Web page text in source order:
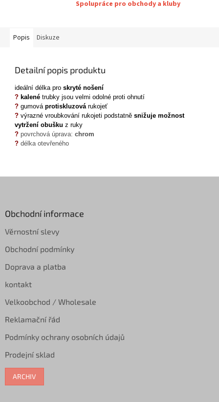
Spolupráce pro obchody a kluby
Popis Diskuze
Detailní popis produktu
ideální délka pro skryté nošení
? kalené trubky jsou velmi odolné proti ohnutí
? gumová protiskluzová rukojeť
? výrazné vroubkování rukojeti podstatně snižuje možnost
vytržení obušku z ruky
? povrchová úprava: chrom
? délka otevřeného
Obchodní informace
Věrnostní slevy
Obchodní podmínky
Doprava a platba
kontakt
Velkoobchod / Wholesale
Reklamační řád
Podmínky ochrany osobních údajů
Prodejní sklad
ARCHIV